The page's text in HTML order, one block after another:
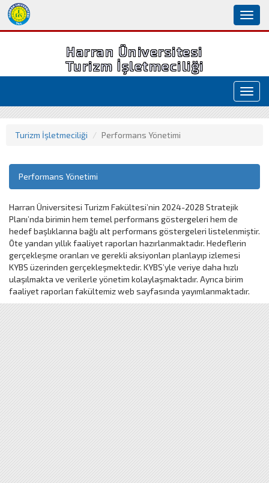
Harran Üniversitesi
Turizm İşletmeciliği
Turizm İşletmeciliği Performans Yönetimi
Performans Yönetimi
Harran Üniversitesi Turizm Fakültesi’nin 2024-2028 Stratejik
Planı’nda birimin hem temel performans göstergeleri hem de
hedef başlıklarına bağlı alt performans göstergeleri listelenmiştir.
Öte yandan yıllık faaliyet raporları hazırlanmaktadır. Hedeflerin
gerçekleşme oranları ve gerekli aksiyonları planlayıp izlemesi
KYBS üzerinden gerçekleşmektedir. KYBS’yle veriye daha hızlı
ulaşılmakta ve verilerle yönetim kolaylaşmaktadır. Ayrıca birim
faaliyet raporları fakültemiz web sayfasında yayımlanmaktadır.